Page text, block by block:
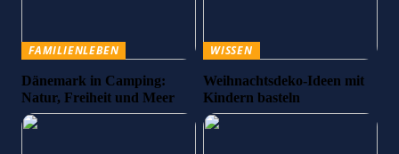
FAMILIENLEBEN
Dänemark in Camping:
Natur, Freiheit und Meer
WISSEN
Weihnachtsdeko-Ideen mit
Kindern basteln